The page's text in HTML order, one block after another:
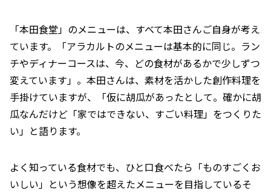
「本田食堂」のメニューは、すべて本田さんご自身が考え
ています。「アラカルトのメニューは基本的に同じ。ラン
チやディナーコースは、今、どの食材があるかで少しずつ
変えています」。本田さんは、素材を活かした創作料理を
手掛けていますが、「仮に胡瓜があったとして。確かに胡
瓜なんだけど「家ではできない、すごい料理」をつくりた
い」と語ります。
よく知っている食材でも、ひと口食べたら「ものすごくお
いしい」という想像を超えたメニューを目指しているそ